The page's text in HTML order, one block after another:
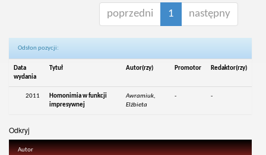
poprzedni 1 następny
Odsłon pozycji:
Data
wydania
Tytuł Autor(rzy) Promotor Redaktor(rzy)
2011
Homonimia w funkcji
impresywnej
Awramiuk,
Elżbieta
- -
Odkryj
Autor